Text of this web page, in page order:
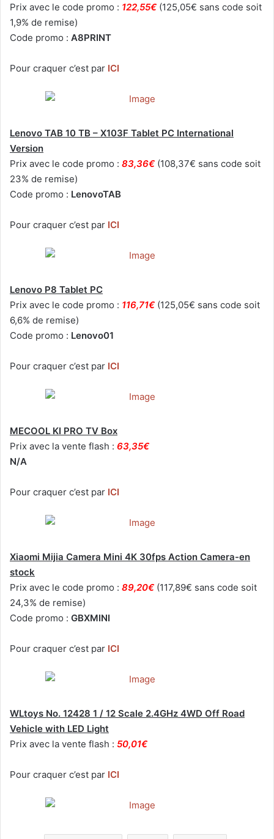
Prix avec le code promo : 122,55€ (125,05€ sans code soit
1,9% de remise)
Code promo : A8PRINT
Pour craquer c’est par ICI
Lenovo TAB 10 TB – X103F Tablet PC International
Version
Prix avec le code promo : 83,36€ (108,37€ sans code soit
23% de remise)
Code promo : LenovoTAB
Pour craquer c’est par ICI
Lenovo P8 Tablet PC
Prix avec le code promo : 116,71€ (125,05€ sans code soit
6,6% de remise)
Code promo : Lenovo01
Pour craquer c’est par ICI
MECOOL KI PRO TV Box
Prix avec la vente flash : 63,35€
N/A
Pour craquer c’est par ICI
Xiaomi Mijia Camera Mini 4K 30fps Action Camera-en
stock
Prix avec le code promo : 89,20€ (117,89€ sans code soit
24,3% de remise)
Code promo : GBXMINI
Pour craquer c’est par ICI
WLtoys No. 12428 1 / 12 Scale 2.4GHz 4WD Off Road
Vehicle with LED Light
Prix avec la vente flash : 50,01€
Pour craquer c’est par ICI